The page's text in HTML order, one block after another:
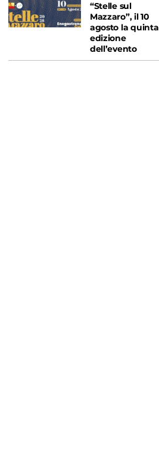
“Stelle sul
Mazzaro”, il 10
agosto la quinta
edizione
dell’evento